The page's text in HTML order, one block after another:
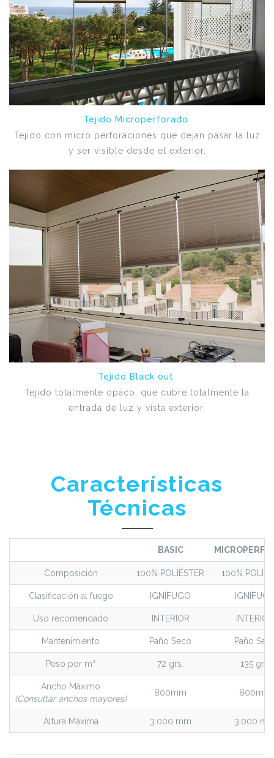
Tejido Microperforado
Tejido con micro perforaciones que dejan pasar la luz
y ser visible desde el exterior.
Tejido Black out
Tejido totalmente opaco, que cubre totalmente la
entrada de luz y vista exterior.
Características
Técnicas
BASIC
Composición 100% POLIÉSTER 100%
Clasificación al fuego IGNÍFUGO
Uso recomendado INTERIOR INTERIOR
Mantenimiento Paño Seco Paño
Peso por m² 72 grs. 135 grs.
Ancho Máximo
(Consultar anchos mayores)
800mm 800mm
Altura Máxima 3.000 mm 3.000